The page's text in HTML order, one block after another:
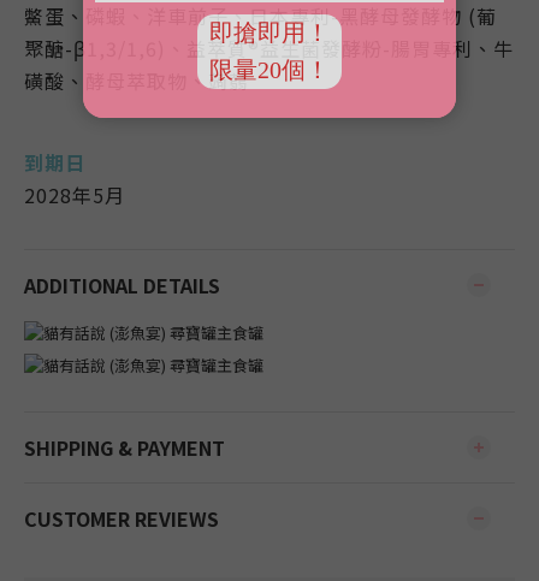
鱉蛋、磷蝦、洋車前子、日本專利-黑酵母發酵物 (葡
聚醣-β1,3/1,6)、益萃質®益生菌發酵粉-腸胃專利、牛
磺酸、酵母萃取物、蒟蒻
到期日
2028年5月
ADDITIONAL DETAILS
SHIPPING & PAYMENT
CUSTOMER REVIEWS